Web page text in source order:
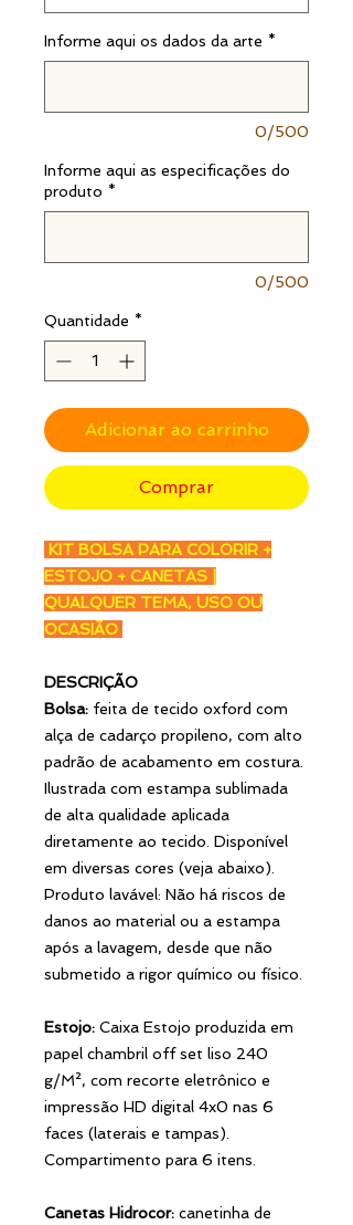
Informe aqui os dados da arte *
0/500
Informe aqui as especificações do
produto *
0/500
Quantidade *
Adicionar ao carrinho
Comprar
KIT BOLSA PARA COLORIR +
ESTOJO + CANETAS |
QUALQUER TEMA, USO OU
OCASIÃO
DESCRIÇÃO
Bolsa: feita de tecido oxford com
alça de cadarço propileno, com alto
padrão de acabamento em costura.
Ilustrada com estampa sublimada
de alta qualidade aplicada
diretamente ao tecido. Disponível
em diversas cores (veja abaixo).
Produto lavável: Não há riscos de
danos ao material ou a estampa
após a lavagem, desde que não
submetido a rigor químico ou físico.
Estojo: Caixa Estojo produzida em
papel chambril off set liso 240
g/M², com recorte eletrônico e
impressão HD digital 4x0 nas 6
faces (laterais e tampas).
Compartimento para 6 itens.
Canetas Hidrocor: canetinha de